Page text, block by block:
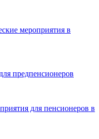
мероприятия в
предпенсионеров
для пенсионеров в